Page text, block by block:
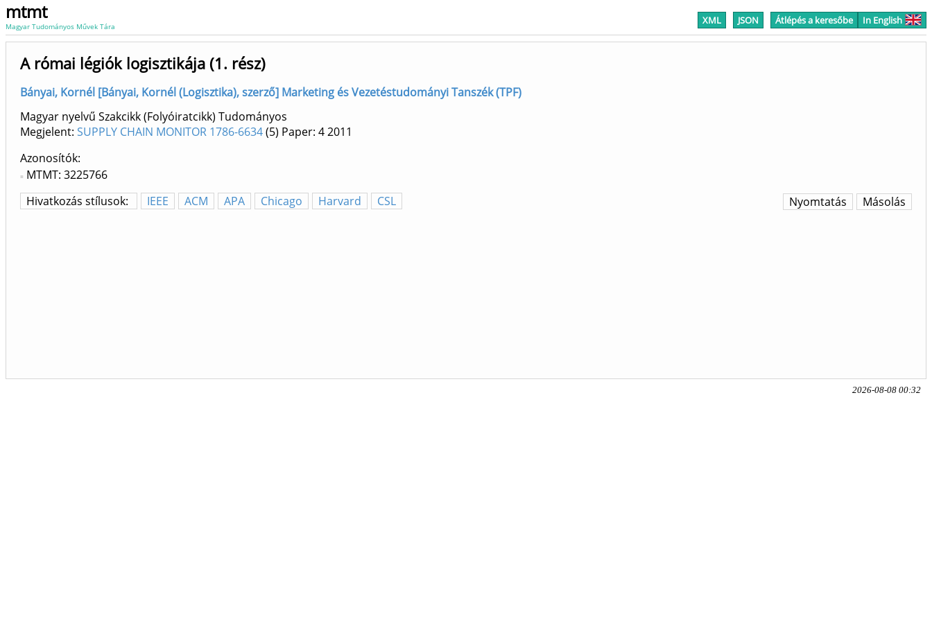
mtmt
Magyar Tudományos Művek Tára XML JSON Átlépés a keresőbe In English
A római légiók logisztikája (1. rész)
Bányai, Kornél [Bányai, Kornél (Logisztika), szerző] Marketing és Vezetéstudományi Tanszék (TPF)
Magyar nyelvű Szakcikk (Folyóiratcikk) Tudományos
Megjelent: SUPPLY CHAIN MONITOR 1786-6634(5) Paper: 42011
Azonosítók
MTMT: 3225766
Hivatkozás stílusok:
IEEE ACM APA Chicago Harvard CSL Másolás
Nyomtatás
2026-08-08 00:32